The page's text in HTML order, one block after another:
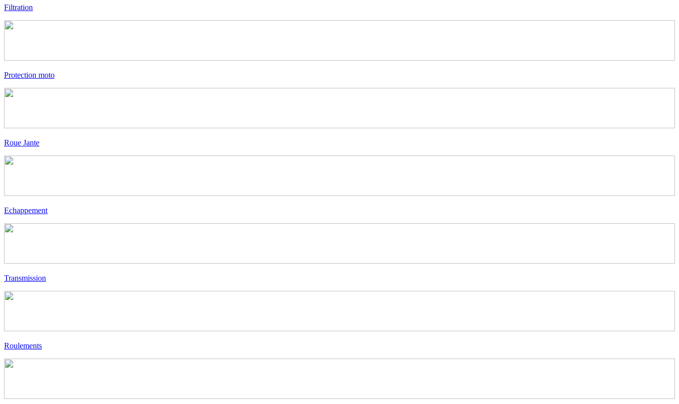
Filtration
Protection moto
Roue Jante
Echappement
Transmission
Roulements